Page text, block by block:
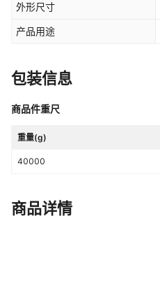
外形尺寸
产品用途
包装信息
商品件重尺
重量(g)
40000
商品详情